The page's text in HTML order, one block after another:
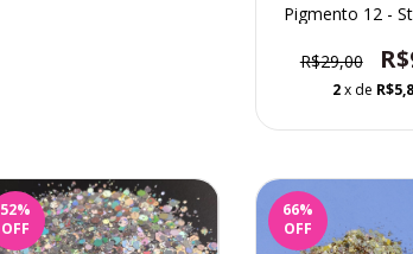
Pigmento 12 -
R$29,00
2x de
52%
OFF
66%
OFF